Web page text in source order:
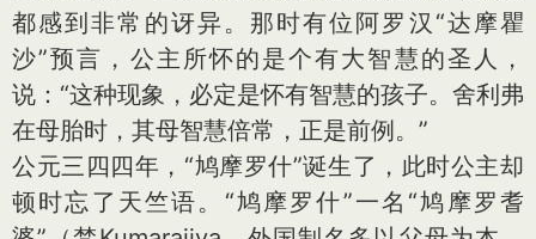
都感到非常的讶异。那时有位阿罗汉“达摩瞿
沙”预言，公主所怀的是个有大智慧的圣人，
说：“这种现象，必定是怀有智慧的孩子。舍利弗
在母胎时，其母智慧倍常，正是前例。”
公元三四四年，“鸠摩罗什”诞生了，此时公主却
顿时忘了天竺语。“鸠摩罗什”一名“鸠摩罗耆